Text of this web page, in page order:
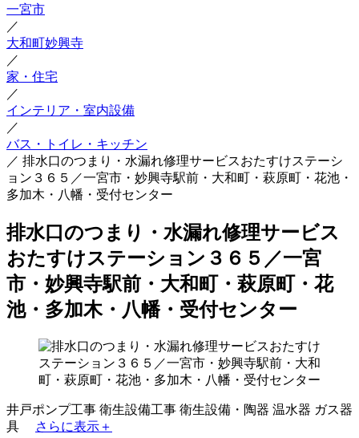
一宮市
／
大和町妙興寺
／
家・住宅
／
インテリア・室内設備
／
バス・トイレ・キッチン
／ 排水口のつまり・水漏れ修理サービスおたすけステーシ
ョン３６５／一宮市・妙興寺駅前・大和町・萩原町・花池・
多加木・八幡・受付センター
排水口のつまり・水漏れ修理サービス
おたすけステーション３６５／一宮
市・妙興寺駅前・大和町・萩原町・花
池・多加木・八幡・受付センター
井戸ポンプ工事 衛生設備工事 衛生設備・陶器 温水器 ガス器
具
さらに表示＋